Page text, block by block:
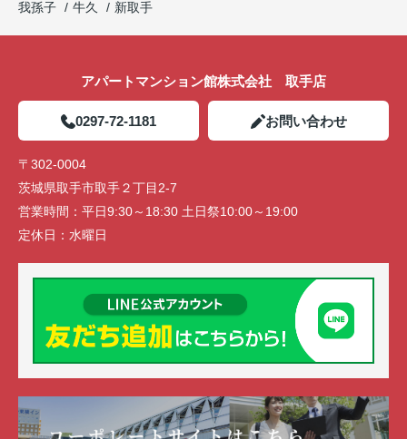
我孫子
牛久 新取手
アパートマンション館株式会社 取手店
0297-72-1181 お問い合わせ
〒302-0004
茨城県取手市取手２丁目2-7
営業時間： 平日9:30～18:30 土日祭10:00～19:00
定休日： 水曜日